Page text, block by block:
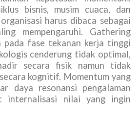
bisnis, musim cuaca, dan
harus dibaca sebagai
mempengaruhi. Gathering
pada fase tekanan kerja tinggi
cenderung tidak optimal,
secara fisik namun tidak
kognitif. Momentum yang
daya resonansi pengalaman
internalisasi nilai yang ingin